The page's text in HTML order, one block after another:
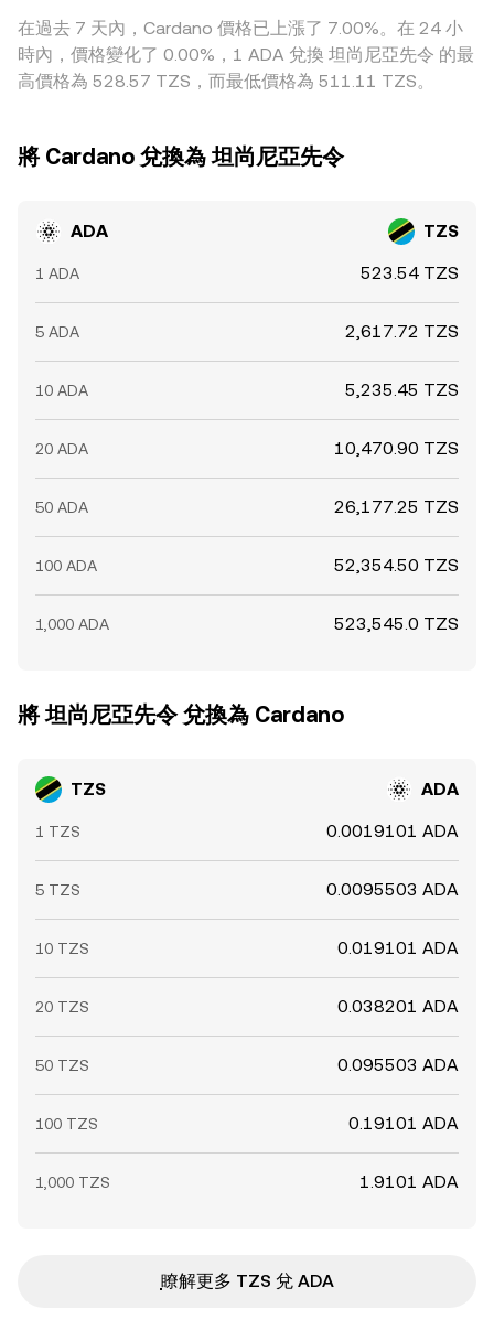
在過去 7 天內，Cardano 價格已上漲了 7.00%。在 24 小
時內，價格變化了 0.00%，1 ADA 兌換 坦尚尼亞先令 的最
高價格為 528.57 TZS，而最低價格為 511.11 TZS。
將 Cardano 兌換為 坦尚尼亞先令
ADA TZS
1 ADA 523.54 TZS
5 ADA 2,617.72 TZS
10 ADA 5,235.45 TZS
20 ADA 10,470.90 TZS
50 ADA 26,177.25 TZS
100 ADA 52,354.50 TZS
1,000 ADA 523,545.0 TZS
將 坦尚尼亞先令 兌換為 Cardano
TZS ADA
1 TZS 0.0019101 ADA
5 TZS 0.0095503 ADA
10 TZS 0.019101 ADA
20 TZS 0.038201 ADA
50 TZS 0.095503 ADA
100 TZS 0.19101 ADA
1,000 TZS 1.9101 ADA
ִִִִִִִִִִִִִִִִִִִִִִִִִִִִִִִִִִִִִִִִִִִִִִִ瞭解更多 TZS 兌 ADA